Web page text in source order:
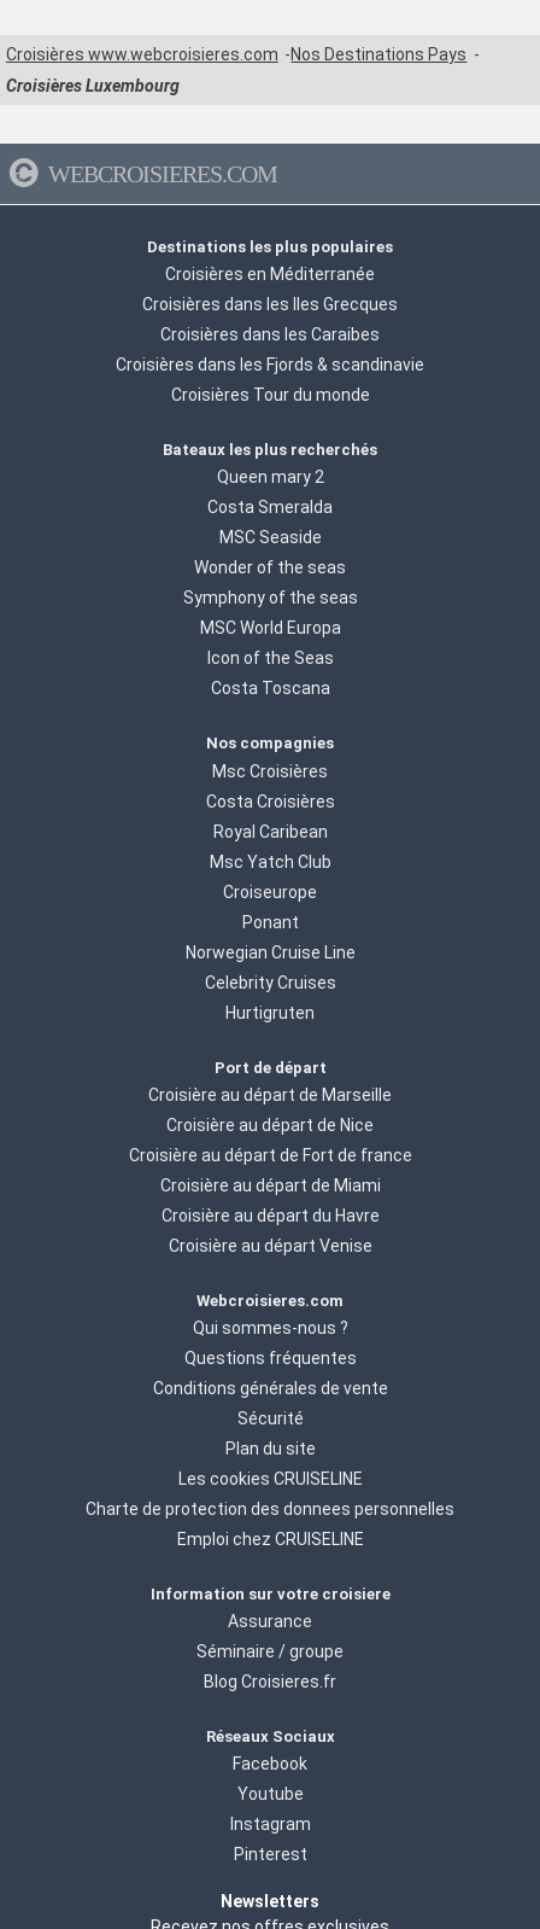
Croisières www.webcroisieres.com
Nos Destinations Pays
Croisières Luxembourg
WEBCROISIERES.COM
Destinations les plus populaires
Croisières en Méditerranée
Croisières dans les Iles Grecques
Croisières dans les Caraibes
Croisières dans les Fjords & scandinavie
Croisières Tour du monde
Bateaux les plus recherchés
Queen mary 2
Costa Smeralda
MSC Seaside
Wonder of the seas
Symphony of the seas
MSC World Europa
Icon of the Seas
Costa Toscana
Nos compagnies
Msc Croisières
Costa Croisières
Royal Caribean
Msc Yatch Club
Croiseurope
Ponant
Norwegian Cruise Line
Celebrity Cruises
Hurtigruten
Port de départ
Croisière au départ de Marseille
Croisière au départ de Nice
Croisière au départ de Fort de france
Croisière au départ de Miami
Croisière au départ du Havre
Croisière au départ Venise
Webcroisieres.com
Qui sommes-nous ?
Questions fréquentes
Conditions générales de vente
Sécurité
Plan du site
Les cookies CRUISELINE
Charte de protection des donnees personnelles
Emploi chez CRUISELINE
Information sur votre croisiere
Assurance
Séminaire / groupe
Blog Croisieres.fr
Réseaux Sociaux
Facebook
Youtube
Instagram
Pinterest
Newsletters